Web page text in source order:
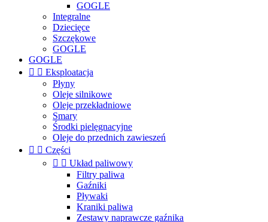
GOGLE
Integralne
Dziecięce
Szczękowe
GOGLE
GOGLE
  Eksploatacja
Płyny
Oleje silnikowe
Oleje przekładniowe
Smary
Środki pielęgnacyjne
Oleje do przednich zawieszeń
  Części
  Układ paliwowy
Filtry paliwa
Gaźniki
Pływaki
Kraniki paliwa
Zestawy naprawcze gaźnika